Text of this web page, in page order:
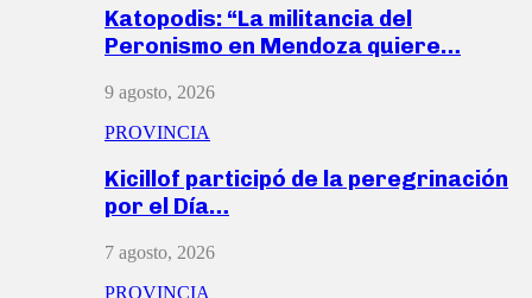
Katopodis: “La militancia del
Peronismo en Mendoza quiere…
9 agosto, 2026
PROVINCIA
Kicillof participó de la peregrinación
por el Día…
7 agosto, 2026
PROVINCIA